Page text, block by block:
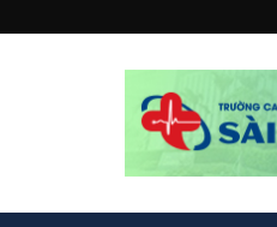
phòng